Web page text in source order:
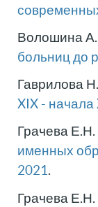
Волошина
больниц до
Гаврилова
XIX - начала
Грачева Е.Н.
именных
2021.
Грачева Е.Н.